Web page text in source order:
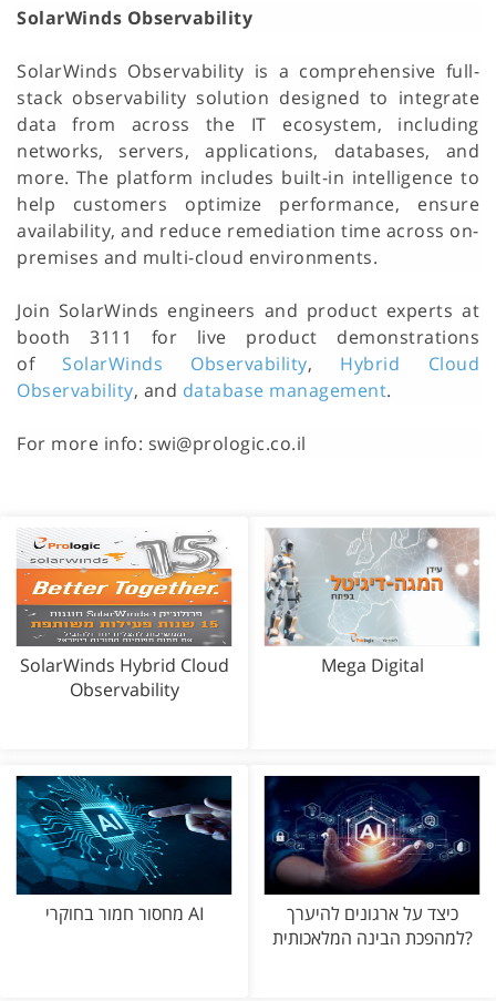
SolarWinds Observability
SolarWinds Observability is a comprehensive full-
stack observability solution designed to integrate
data from across the IT ecosystem, including
networks, servers, applications, databases, and
more. The platform includes built-in intelligence to
help customers optimize performance, ensure
availability, and reduce remediation time across on-
premises and multi-cloud environments.
Join SolarWinds engineers and product experts at
booth 3111 for live product demonstrations
of SolarWinds Observability, Hybrid Cloud
Observability, and database management.
For more info: swi@prologic.co.il
Mega Digital
SolarWinds Hybrid Cloud
Observability
כיצד על ארגונים להיערך
למהפכת הבינה המלאכותית?
מחסור חמור בחוקרי AI